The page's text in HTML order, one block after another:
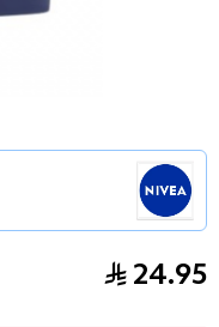
مزيل عرق ستيك دراي
24.95